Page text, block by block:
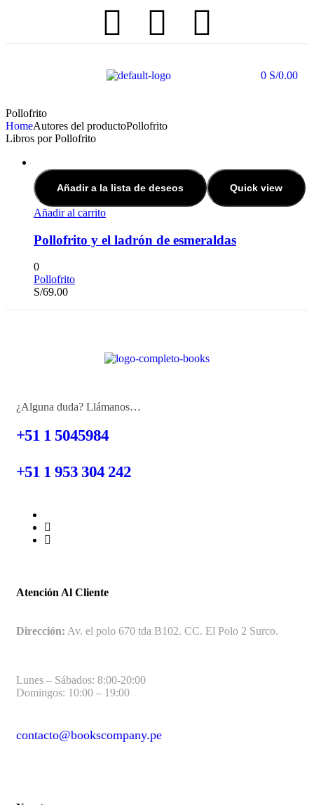
0 S/0.00
Pollofrito
HomeAutores del productoPollofrito
Libros por Pollofrito
Añadir a la lista de deseos Quick view
Añadir al carrito
Pollofrito y el ladrón de esmeraldas
0
Pollofrito
S/69.00
¿Alguna duda? Llámanos…
+51 1 5045984
+51 1 953 304 242
Atención Al Cliente
Dirección: Av. el polo 670 tda B102. CC. El Polo 2 Surco.
Lunes – Sábados: 8:00-20:00
Domingos: 10:00 – 19:00
contacto@bookscompany.pe